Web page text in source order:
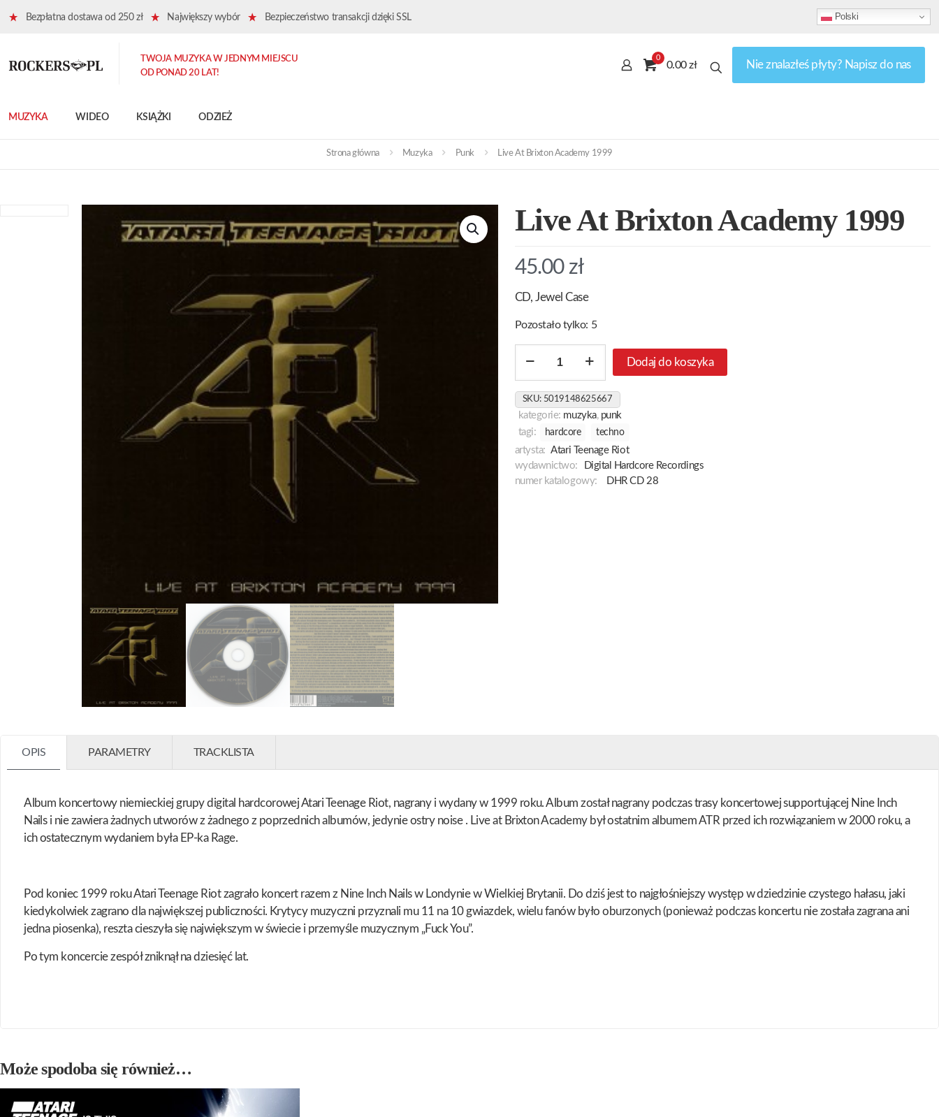
Bezpłatna dostawa od 250 zł Największy wybór Bezpieczeństwo transakcji dzięki SSL Polski
MUZYKA WIDEO KSIĄŻKI ODZIEŻ
TWOJA MUZYKA W JEDNYM MIEJSCU
OD PONAD 20 LAT!
0
0.00 zł Nie znalazłeś płyty? Napisz do nas
Strona główna Muzyka Punk Live At Brixton Academy 1999
Live At Brixton Academy 1999
45.00 zł
CD, Jewel Case
Pozostało tylko: 5
Brixton
Academy
1999
Dodaj do koszyka
SKU: 5019148625667
kategorie: muzyka, punk
tagi:
hardcore techno
artysta: Atari Teenage Riot
wydawnictwo:
Digital Hardcore Recordings
numer katalogowy:
DHR CD 28
OPIS PARAMETRY TRACKLISTA
Album koncertowy niemieckiej grupy digital hardcorowej Atari Teenage Riot, nagrany i wydany w 1999 roku. Album został nagrany podczas trasy koncertowej supportującej Nine Inch
Nails i nie zawiera żadnych utworów z żadnego z poprzednich albumów, jedynie ostry noise . Live at Brixton Academy był ostatnim albumem ATR przed ich rozwiązaniem w 2000 roku, a
ich ostatecznym wydaniem była EP-ka Rage.
Pod koniec 1999 roku Atari Teenage Riot zagrało koncert razem z Nine Inch Nails w Londynie w Wielkiej Brytanii. Do dziś jest to najgłośniejszy występ w dziedzinie czystego hałasu, jaki
kiedykolwiek zagrano dla największej publiczności. Krytycy muzyczni przyznali mu 11 na 10 gwiazdek, wielu fanów było oburzonych (ponieważ podczas koncertu nie została zagrana ani
jedna piosenka), reszta cieszyła się największym w świecie i przemyśle muzycznym „Fuck You”.
Po tym koncercie zespół zniknął na dziesięć lat.
Może spodoba się również…